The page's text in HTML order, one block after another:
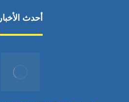
أحدث الأخبار